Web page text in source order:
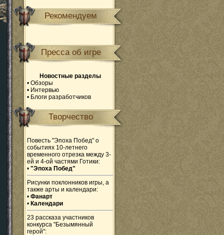
Рекомендуем
Пресса об игре
Новостные разделы
• Обзоры
• Интервью
• Блоги разработчиков
Творчество
Повесть "Эпоха Побед" о
событиях 10-летнего
временного отрезка между 3-
ей и 4-ой частями Готики:
• "Эпоха Побед"
Рисунки поклонников игры, а
также арты и календари:
• Фанарт
• Календари
23 рассказа участников
конкурса "Безымянный
герой":